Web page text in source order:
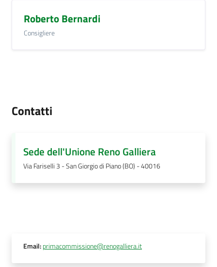
Roberto Bernardi
Consigliere
Contatti
Sede dell'Unione Reno Galliera
Via Fariselli 3 - San Giorgio di Piano (BO) - 40016
Email:primacommissione@renogalliera.it